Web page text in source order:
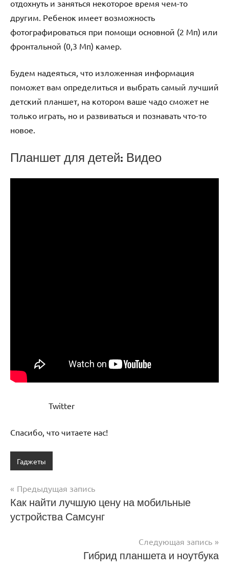
отдохнуть и заняться некоторое время чем-то
другим. Ребенок имеет возможность
фотографироваться при помощи основной (2 Мп) или
фронтальной (0,3 Мп) камер.
Будем надеяться, что изложенная информация
поможет вам определиться и выбрать самый лучший
детский планшет, на котором ваше чадо сможет не
только играть, но и развиваться и познавать что-то
новое.
Планшет для детей: Видео
Twitter
Спасибо, что читаете нас!
Гаджеты
Навигация
по
Предыдущая запись
Как найти лучшую цену на мобильные
устройства Самсунг
Следующая запись
Гибрид планшета и ноутбука